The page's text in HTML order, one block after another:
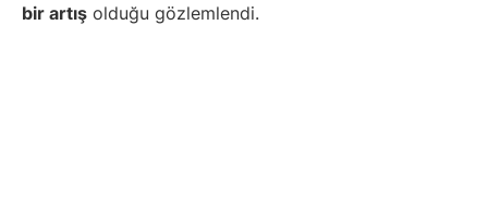
bir artış olduğu gözlemlendi.